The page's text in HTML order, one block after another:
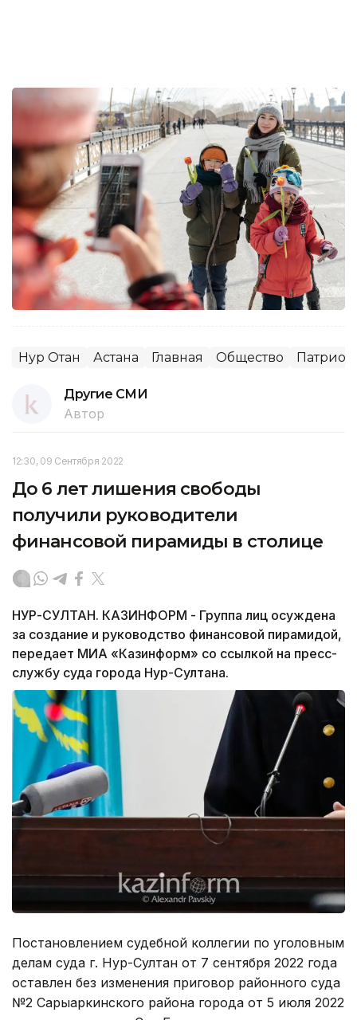
Нур Отан Астана Главная Общество
Другие СМИ
Автор
12:30, 09 Сентября 2022
До 6 лет лишения свободы
получили руководители
финансовой пирамиды в столице
НУР-СУЛТАН. КАЗИНФОРМ - Группа лиц осуждена
за создание и руководство финансовой пирамидой,
передает МИА «Казинформ» со ссылкой на пресс-
службу суда города Нур-Султана.
Постановлением судебной коллегии по уголовным
делам суда г. Нур-Султан от 7 сентября 2022 года
оставлен без изменения приговор районного суда
№2 Сарыаркинского района города от 5 июля 2022